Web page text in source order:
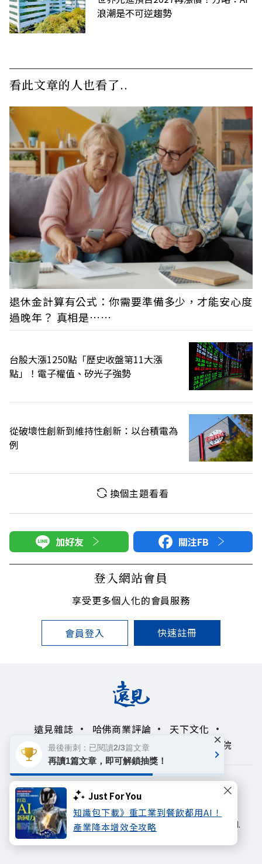
Just For You
知識包下載》重工業到餐飲都用AI！
產業降本增效全攻略
浪潮是不可逆趨勢
看此文章的人也看了..
退休金計算有公式：你需要準備多少，才能安心度
過晚年？ 真相是……
台股大漲1250點「歷史收盤第11大漲
點」！電子權值、矽光子強勢
從破壞性創新到維持性創新：以台積電為
例
換個主題看看
加好友 關注FB
登入網站會員
享受更多個人化的會員服務
會員登入 快速註冊
遠見雜誌 哈佛商業評論
天下文化
未來親子學習平台
50+ 領導影響力學院
著作權聲明
隱私權政策
Copyright© 1999~2026
遠見天下文化出版股份有限公司. All rights reserved.
最後衝刺：已閱讀2/3篇文章
再讀1篇文章，即可解鎖抽獎！
×